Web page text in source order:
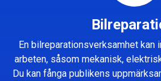
En bilreparationsverksamhet kan
arbeten, såsom mekanisk,
Du kan fånga publikens